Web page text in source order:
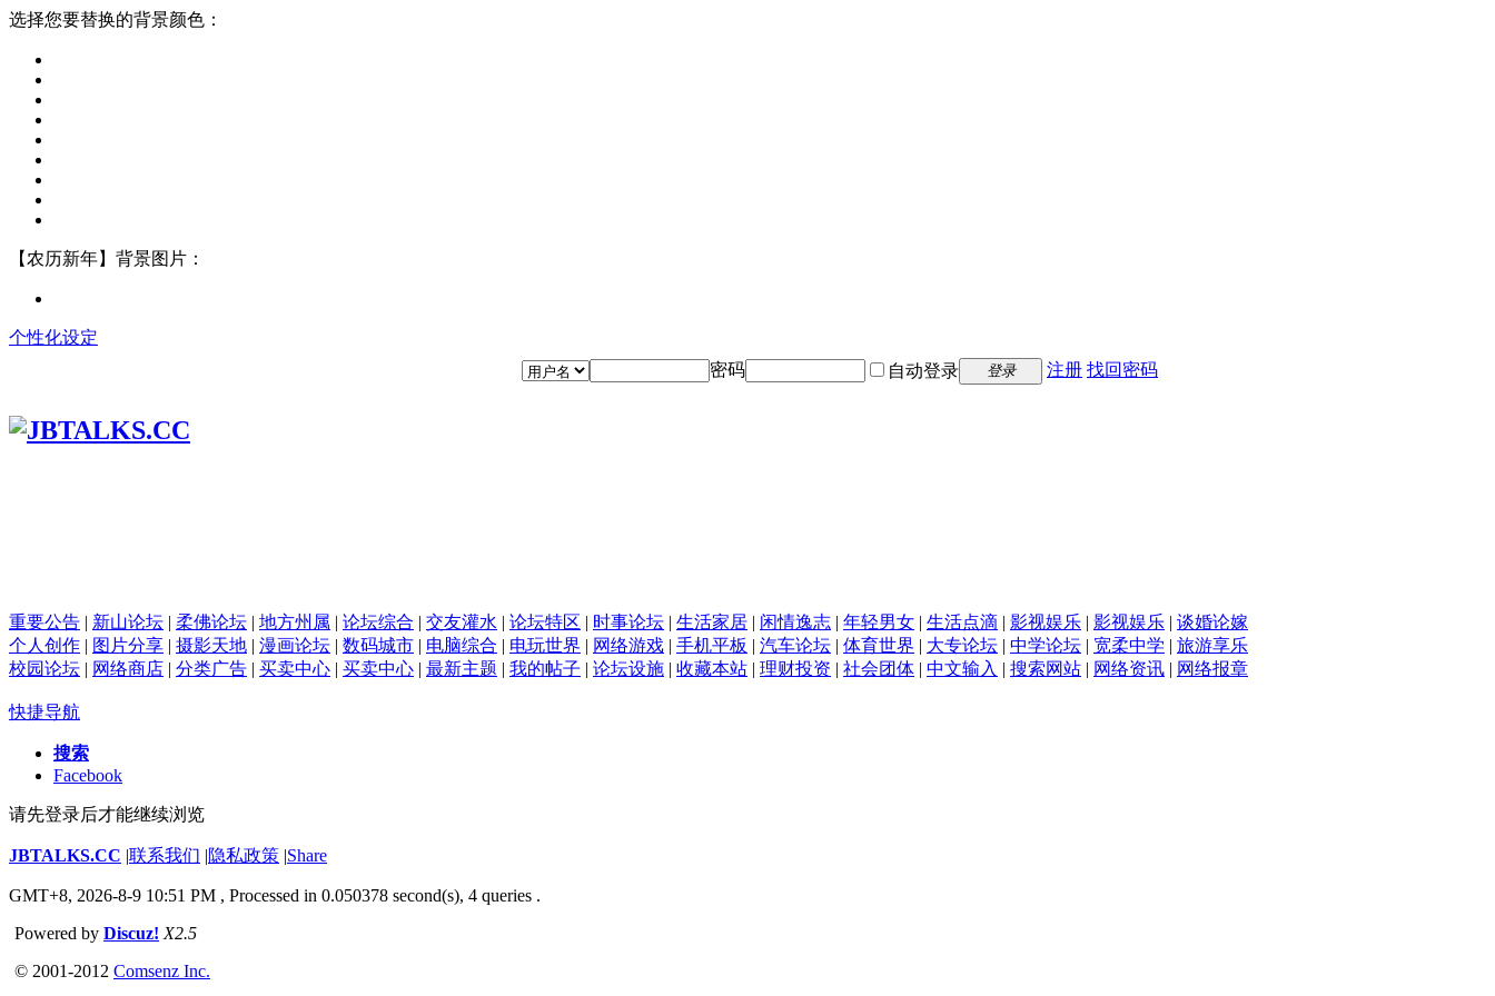
选择您要替换的背景颜色：
【农历新年】背景图片：
个性化设定
密码
自动登录 登录 注册 找回密码
重要公告 | 新山论坛 | 柔佛论坛 | 地方州属 | 论坛综合 | 交友灌水 | 论坛特区 | 时事论坛 | 生活家居 | 闲情逸志 | 年轻男女 | 生活点滴 | 影视娱乐 | 影视娱乐 | 谈婚论嫁
个人创作 | 图片分享 | 摄影天地 | 漫画论坛 | 数码城市 | 电脑综合 | 电玩世界 | 网络游戏 | 手机平板 | 汽车论坛 | 体育世界 | 大专论坛 | 中学论坛 | 宽柔中学 | 旅游享乐
校园论坛 | 网络商店 | 分类广告 | 买卖中心 | 买卖中心 | 最新主题 | 我的帖子 | 论坛设施 | 收藏本站 | 理财投资 | 社会团体 | 中文输入 | 搜索网站 | 网络资讯 | 网络报章
快捷导航
搜索
Facebook
请先登录后才能继续浏览
JBTALKS.CC |联系我们 |隐私政策 |Share
GMT+8, 2026-8-9 10:51 PM , Processed in 0.050378 second(s), 4 queries .
Powered by Discuz! X2.5
© 2001-2012 Comsenz Inc.